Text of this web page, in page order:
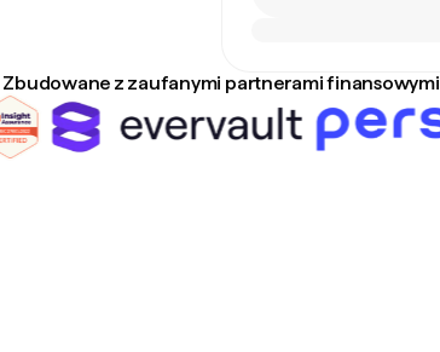
Zbudowane z zaufanymi partnerami finansowymi